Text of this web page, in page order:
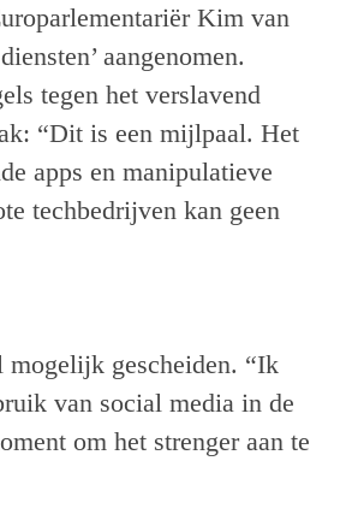
Kim van
aangenomen.
tegen het verslavend
“Dit is een mijlpaal. Het
apps en manipulatieve
techbedrijven kan geen
mogelijk gescheiden. “Ik
van social media in de
om het strenger aan te